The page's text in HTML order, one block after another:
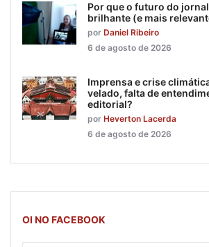
Por que o futuro do
brilhante (e mais
por Daniel Ribeiro
6 de agosto de 2026
Imprensa e crise
velado, falta de
editorial?
por Heverton Lacerda
6 de agosto de 2026
OI NO FACEBOOK